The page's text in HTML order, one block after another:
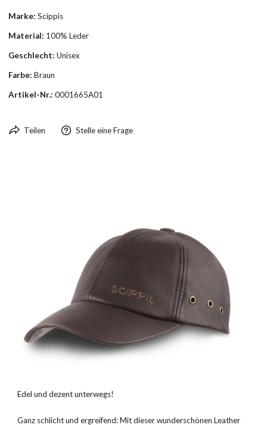
Marke: Scippis
Material: 100% Leder
Geschlecht: Unisex
Farbe: Braun
Artikel-Nr.: 0001665A01
Teilen Stelle eine Frage
Edel und dezent unterwegs!
Ganz schlicht und ergreifend: Mit dieser wunderschönen Leather